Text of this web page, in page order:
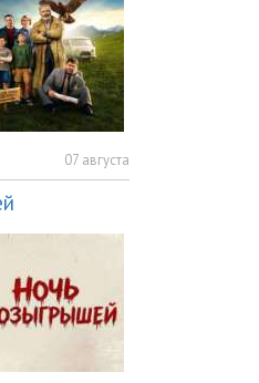
07 августа